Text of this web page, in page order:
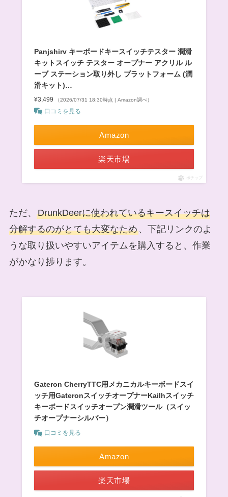
Panjshirv キーボードキースイッチテスター 潤滑
キットスイッチ テスター オープナー アクリル ル
ーブ ステーション取り外し プラットフォーム (潤
滑キット)…
¥3,499 （2026/07/31 18:30時点 | Amazon調べ）
口コミを見る
Amazon
楽天市場
ポチップ
ただ、 DrunkDeerに使われているキースイッチは
分解するのがとても大変なため、下記リンクのよ
うな取り扱いやすいアイテムを購入すると、作業
がかなり捗ります。
Gateron CherryTTC用メカニカルキーボードスイ
ッチ用GateronスイッチオープナーKailhスイッチ
キーボードスイッチオープン潤滑ツール（スイッ
チオープナーシルバー）
口コミを見る
Amazon
楽天市場